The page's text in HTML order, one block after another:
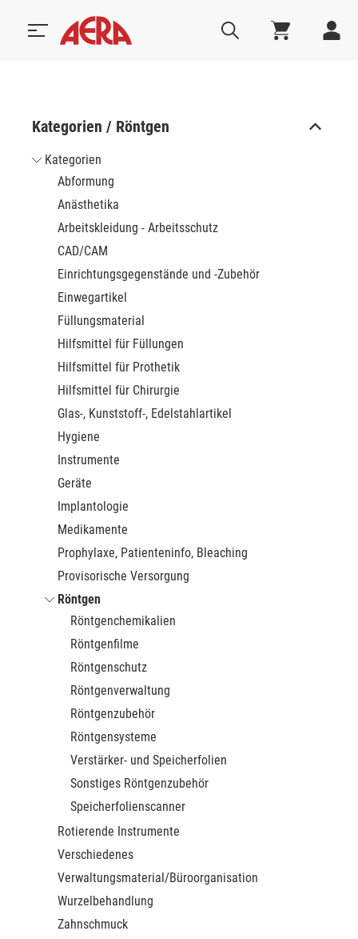
Kategorien / Röntgen
Kategorien
Abformung
Anästhetika
Arbeitskleidung - Arbeitsschutz
CAD/CAM
Einrichtungsgegenstände und -Zubehör
Einwegartikel
Füllungsmaterial
Hilfsmittel für Füllungen
Hilfsmittel für Prothetik
Hilfsmittel für Chirurgie
Glas-, Kunststoff-, Edelstahlartikel
Hygiene
Instrumente
Geräte
Implantologie
Medikamente
Prophylaxe, Patienteninfo, Bleaching
Provisorische Versorgung
Röntgen
Röntgenchemikalien
Röntgenfilme
Röntgenschutz
Röntgenverwaltung
Röntgenzubehör
Röntgensysteme
Verstärker- und Speicherfolien
Sonstiges Röntgenzubehör
Speicherfolienscanner
Rotierende Instrumente
Verschiedenes
Verwaltungsmaterial/Büroorganisation
Wurzelbehandlung
Zahnschmuck